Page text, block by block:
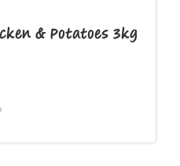
& Potatoes 3kg